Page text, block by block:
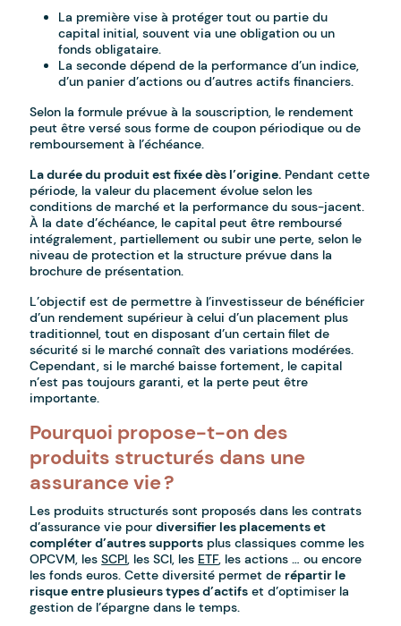
La première vise à protéger tout ou partie du
capital initial, souvent via une obligation ou un
fonds obligataire.
La seconde dépend de la performance d’un indice,
d’un panier d’actions ou d’autres actifs financiers.
Selon la formule prévue à la souscription, le rendement
peut être versé sous forme de coupon périodique ou de
remboursement à l’échéance.
La durée du produit est fixée dès l’origine. Pendant cette
période, la valeur du placement évolue selon les
conditions de marché et la performance du sous-jacent.
À la date d’échéance, le capital peut être remboursé
intégralement, partiellement ou subir une perte, selon le
niveau de protection et la structure prévue dans la
brochure de présentation.
L’objectif est de permettre à l’investisseur de bénéficier
d’un rendement supérieur à celui d’un placement plus
traditionnel, tout en disposant d’un certain filet de
sécurité si le marché connaît des variations modérées.
Cependant, si le marché baisse fortement, le capital
n’est pas toujours garanti, et la perte peut être
importante.
Pourquoi propose-t-on des
produits structurés dans une
assurance vie ?
Les produits structurés sont proposés dans les contrats
d’assurance vie pourdiversifier les placements et
compléter d’autres supports plus classiques comme les
OPCVM, lesSCPI, les SCI, les ETF, les actions … ou encore
les fonds euros. Cette diversité permet derépartir le
risque entre plusieurs types d’actifs et d’optimiser la
gestion de l’épargne dans le temps.